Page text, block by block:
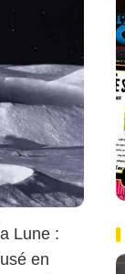
Lune :
en